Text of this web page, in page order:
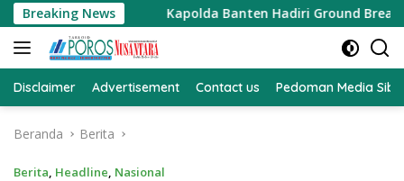
Langsung
ke
konten
Breaking News
Rejeki Kapolda Banten Hadiri Ground Breaking
Disclaimer Advertisement Contact us Pedoman Media
Beranda Berita
Berita, Headline, Nasional